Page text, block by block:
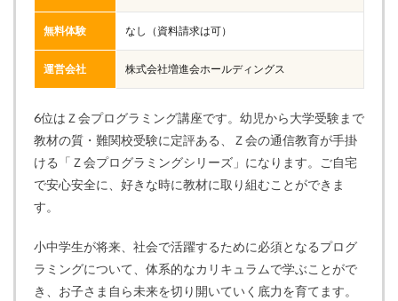
無料体験 なし（資料請求は可）
運営会社 株式会社増進会ホールディングス
6位はＺ会プログラミング講座です。幼児から大学受験まで
教材の質・難関校受験に定評ある、Ｚ会の通信教育が手掛
ける「Ｚ会プログラミングシリーズ」になります。ご自宅
で安心安全に、好きな時に教材に取り組むことができま
す。
小中学生が将来、社会で活躍するために必須となるプログ
ラミングについて、体系的なカリキュラムで学ぶことがで
き、お子さま自ら未来を切り開いていく底力を育てます。